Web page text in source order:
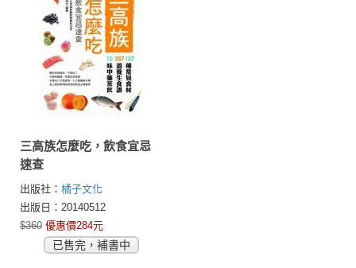
三高族怎麼吃，飲食宜忌
速查
出版社： 橘子文化
出版日：20140512
$360 優惠價284元
已售完，補書中